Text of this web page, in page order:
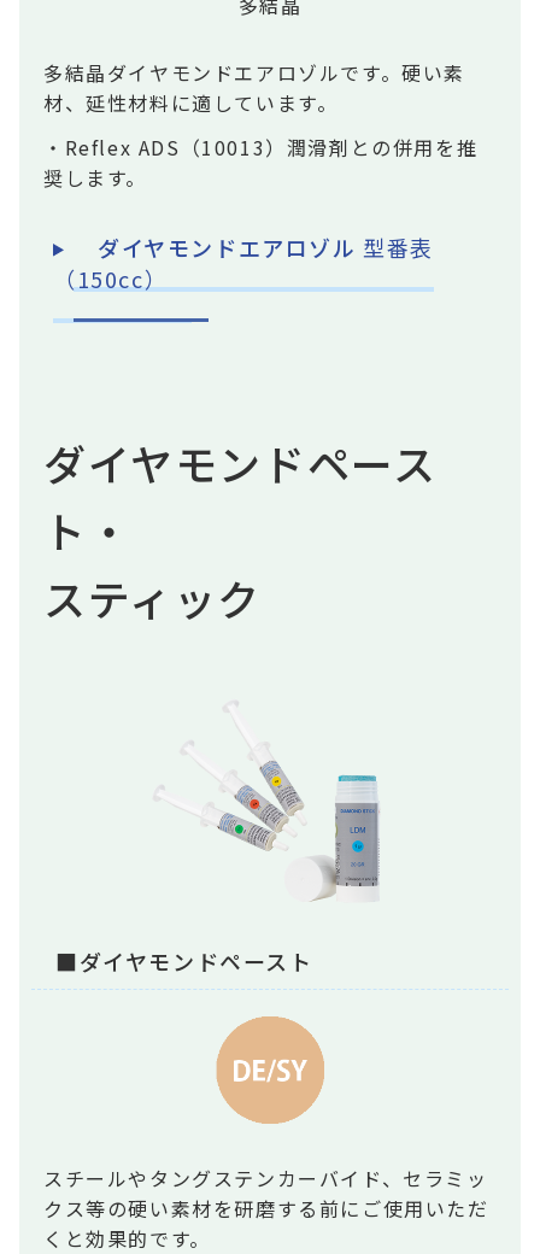
多結晶ダイヤモンドエアロゾルです。硬い素
材、延性材料に適しています。
・Reflex ADS（10013）潤滑剤との併用を推
奨します。
ダイヤモンドエアロゾル 型番表
（150cc）
ダイヤモンドペース
ト・
スティック
■ダイヤモンドペースト
スチールやタングステンカーバイド、セラミッ
クス等の硬い素材を研磨する前にご使用いただ
くと効果的です。